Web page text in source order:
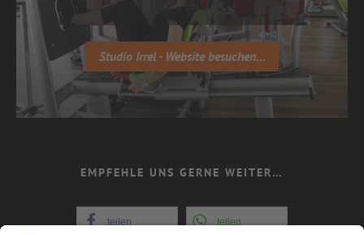
Studio Irrel - Website besuchen...
EMPFEHLE UNS GERNE WEITER…
teilen teilen